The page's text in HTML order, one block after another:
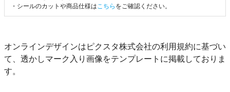
・シールのカットや商品仕様はこちら をご確認ください。
オンラインデザインはピクスタ株式会社の利用規約に基づい
て、透かしマーク入り画像をテンプレートに掲載しておりま
す。